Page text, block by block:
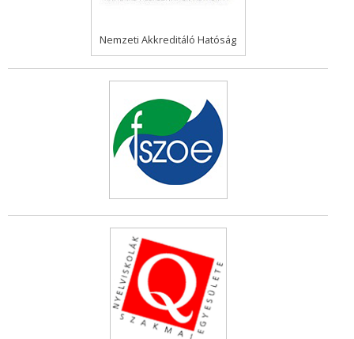
Nemzeti Akkreditáló Hatóság